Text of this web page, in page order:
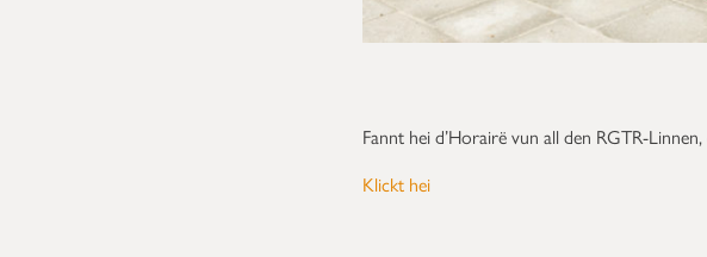
Fannt hei d’Horairë vun all den RGTR-
Klickt hei